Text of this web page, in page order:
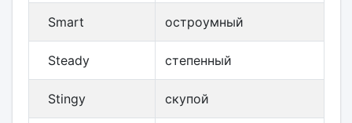
Smart остроумный
Steady степенный
Stingy скупой